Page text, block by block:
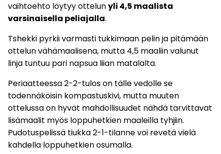
vaihtoehto löytyy ottelunyli 4,5 maalista
varsinaisella peliajalla.
Tshekki pyrkii varmasti tukkimaan pelin ja pitämään
ottelun vähämaalisena, mutta 4,5 maaliin valunut
linja tuntuu pari napsua liian matalalta.
Periaatteessa 2-2-tulos on tälle vedolle se
todennäköisin kompastuskivi, mutta muuten
ottelussa on hyvät mahdollisuudet nähdä tarvittavat
lisämaalit myös loppuhetkien maaleilla tyhjiin.
Pudotuspelissä tiukka 2-1-tilanne voi revetä vielä
kahdella loppuhetkien osumalla.